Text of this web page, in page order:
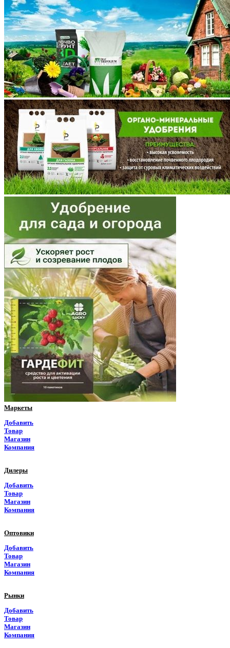
Курская область
Ленинградская область
Липецкая область
Магаданская область
Марий Эл
Мордовия
Московская область
Мурманская область
Ненецкий АО
Нижегородская область
Новгородская область
Новосибирская область
Омская область
Оренбургская область
Орловская область
Пензенская область
Пермский край
Приморский край
Псковская область
Ростовская область
Маркеты
Добавить
Товар
Магазин
Компания
Дилеры
Добавить
Товар
Магазин
Компания
Оптовики
Добавить
Товар
Магазин
Компания
Рынки
Добавить
Товар
Магазин
Компания